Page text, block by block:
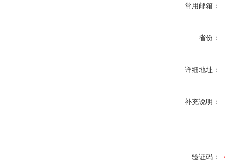
常用邮箱：
省份：
详细地址：
补充说明：
验证码：